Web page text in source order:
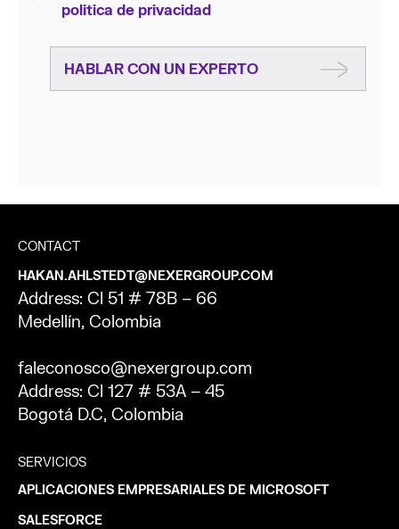
politica de privacidad
HABLAR CON UN EXPERTO
CONTACT
HAKAN.AHLSTEDT@NEXERGROUP.COM
Address: Cl 51 # 78B – 66
Medellín, Colombia
faleconosco@nexergroup.com
Address: Cl 127 # 53A – 45
Bogotá D.C, Colombia
SERVICIOS
APLICACIONES EMPRESARIALES DE MICROSOFT
SALESFORCE